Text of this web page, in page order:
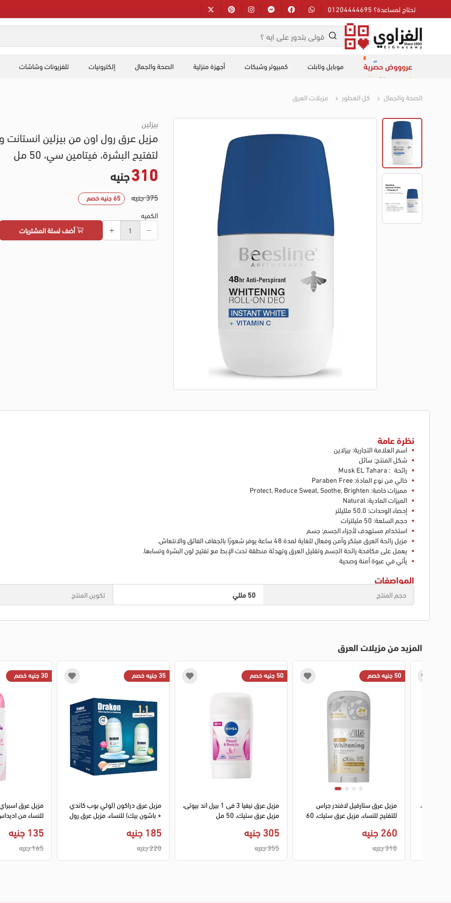
تحتاج لمساعدة؟ 01204444695
عروووض حصرية موبايل وتابلت كمبيوتر وشبكات أجهزة منزلية الصحة والجمال إلكترونيات تلفزيونات وشاشات
الصحة والجمال كل العطور مزيلات العرق
بيزلين
مزيل عرق رول اون من بيزلين انستانت
لتفتيح البشرة، فيتامين سي، 50 مل
310جنيه
375 جنيه 65 جنيه خصم
الكميه
أضف لسلة المشتريات
نظرة عامة
اسم العلامة التجارية: بيزلاين
شكل المنتج: سائل
رائحة : Musk EL Tahara
خالي من نوع المادة: Paraben Free
مميزات خاصة: Protect, Reduce Sweat, Soothe, Brighten
الميزات المادية: Natural
إحصاء الوحدات: 50.0 ملليلتر
حجم السلعة: 50 مليلترات
استخدام مستهدف لأجزاء الجسم: جسم
مزيل رائحة العرق مبتكر وآمن وفعال للغاية لمدة 48 ساعة يوفر شعورًا بالجفاف الفائق والانتعاش.
يعمل على مكافحة رائحة الجسم وتقليل العرق وتهدئة منطقة تحت الإبط مع تفتيح لون البشرة وتساءها.
يأتي في عبوة آمنة وصحية
المواصفات
حجم المنتج 50 مللي تكوين المنتج
المزيد من مزيلات العرق
30 جنيه خصم
مزيل عرق
للنساء من اديداس ،
135 جنيه
165 جنيه
35 جنيه خصم
مزيل عرق دراكون (لولي بوب كاندي
+ باشون بيك) للنساء، مزيل عرق رول
185 جنيه
220 جنيه
50 جنيه خصم
مزيل عرق نيفيا 3 فى 1 بيرل اند بيوتى،
مزيل عرق ستيك، 50 مل
305 جنيه
355 جنيه
50 جنيه خصم
مزيل عرق ستارفيل لافندر جراس
للتفتيح للنساء، مزيل عرق ستيك، 60
260 جنيه
310 جنيه
نيفيا 3 فى 1 دراى امباكت،